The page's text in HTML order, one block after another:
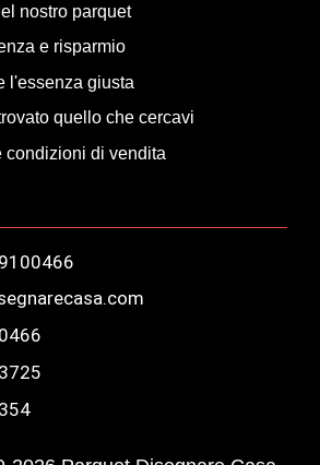
nostro parquet
e risparmio
l'essenza giusta
quello che cercavi
condizioni di vendita